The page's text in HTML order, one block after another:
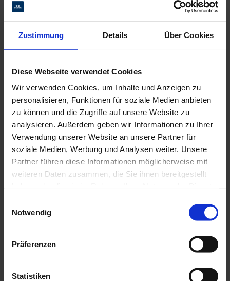
Zustimmung Details Über Cookies
Diese Webseite verwendet Cookies
Wir verwenden Cookies, um Inhalte und Anzeigen zu
personalisieren, Funktionen für soziale Medien anbieten
zu können und die Zugriffe auf unsere Website zu
analysieren. Außerdem geben wir Informationen zu Ihrer
Verwendung unserer Website an unsere Partner für
soziale Medien, Werbung und Analysen weiter. Unsere
Partner führen diese Informationen möglicherweise mit
weiteren Daten zusammen, die Sie ihnen bereitgestellt
Notwendig
Präferenzen
Statistiken